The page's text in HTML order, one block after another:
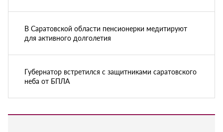
В Саратовской области пенсионерки медитируют
для активного долголетия
Губернатор встретился с защитниками саратовского
неба от БПЛА